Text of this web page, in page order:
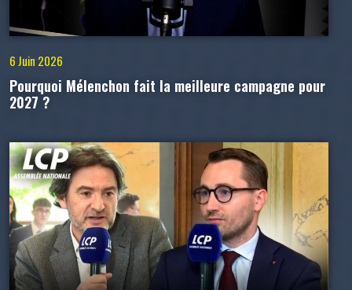
6 Juin 2026
Pourquoi Mélenchon fait la meilleure campagne pour
2027 ?